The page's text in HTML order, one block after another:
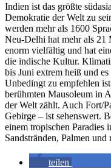
Indien ist das größte
Demokratie der Welt zu
werden mehr als 1600
Neu-Delhi hat mehr als
enorm vielfältig und hat
die indische Kultur.
bis Juni extrem heiß und
Unbedingt zu empfehlen
berühmten Mausoleum in
der Welt zählt. Auch Fort/
Gebirge – ist sehenswert.
einem tropischen Paradies
Sandstränden, Palmen
teilen